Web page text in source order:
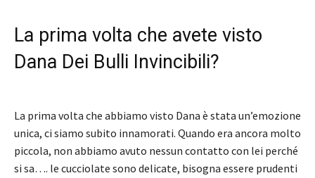
La prima volta che avete visto
Dana Dei Bulli Invincibili?
La prima volta che abbiamo visto Dana è stata un’emozione
unica, ci siamo subito innamorati. Quando era ancora molto
piccola, non abbiamo avuto nessun contatto con lei perché
si sa…. le cucciolate sono delicate, bisogna essere prudenti